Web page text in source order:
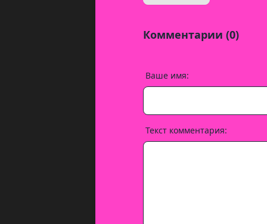
Комментарии (0)
Ваше имя:
Текст комментария: